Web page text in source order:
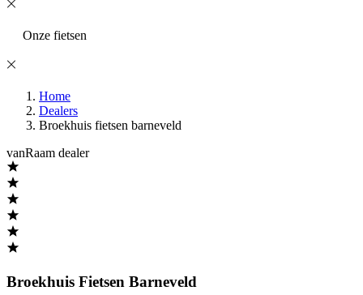
Onze fietsen
Home
Dealers
Broekhuis fietsen barneveld
vanRaam dealer
Broekhuis Fietsen Barneveld